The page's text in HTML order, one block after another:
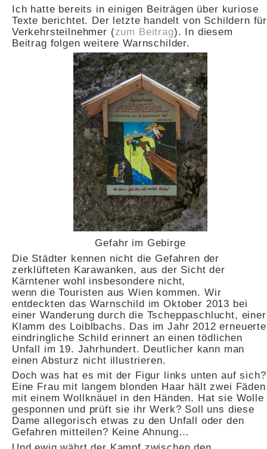
Ich hatte bereits in einigen Beiträgen über kuriose
Texte berichtet. Der letzte handelt von Schildern für
Verkehrsteilnehmer (zum Beitrag). In diesem
Beitrag folgen weitere Warnschilder.
Gefahr im Gebirge
Die Städter kennen nicht die Gefahren der
zerklüfteten Karawanken, aus der Sicht der
Kärntener wohl insbesondere nicht,
wenn die Touristen aus Wien kommen. Wir
entdeckten das Warnschild im Oktober 2013 bei
einer Wanderung durch die Tscheppaschlucht, einer
Klamm des Loiblbachs. Das im Jahr 2012 erneuerte
eindringliche Schild erinnert an einen tödlichen
Unfall im 19. Jahrhundert. Deutlicher kann man
einen Absturz nicht illustrieren.
Doch was hat es mit der Figur links unten auf sich?
Eine Frau mit langem blonden Haar hält zwei Fäden
mit einem Wollknäuel in den Händen. Hat sie Wolle
gesponnen und prüft sie ihr Werk? Soll uns diese
Dame allegorisch etwas zu den Unfall oder den
Gefahren mitteilen? Keine Ahnung…